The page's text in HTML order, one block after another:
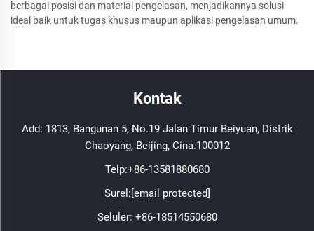
berbagai posisi dan material pengelasan, menjadikannya solusi
ideal baik untuk tugas khusus maupun aplikasi pengelasan umum.
Kontak
Add: 1813, Bangunan 5, No.19 Jalan Timur Beiyuan, Distrik
Chaoyang, Beijing, Cina.100012
Telp:+86-13581880680
Surel:[email protected]
Seluler: +86-18514550680